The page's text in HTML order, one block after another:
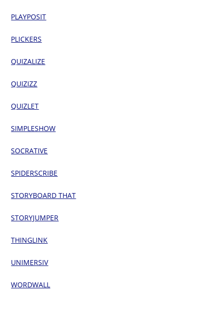
PLAYPOSIT
PLICKERS
QUIZALIZE
QUIZIZZ
QUIZLET
SIMPLESHOW
SOCRATIVE
SPIDERSCRIBE
STORYBOARD THAT
STORYJUMPER
THINGLINK
UNIMERSIV
WORDWALL